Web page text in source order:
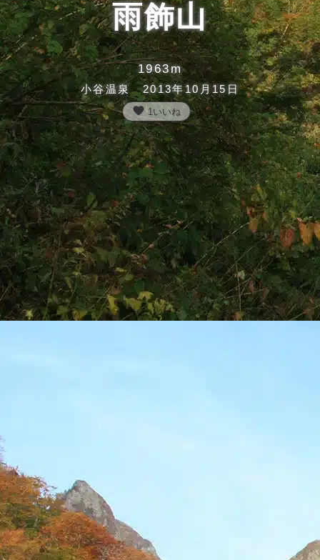
雨飾山
1963m
小谷温泉 2013年10月15日
favorite 1いいね